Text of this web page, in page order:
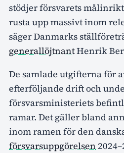
stödjer försvarets
rusta upp massivt inom
säger Danmarks
generallöjtnantHenrik
De samlade utgifterna för
efterföljande drift och
försvarsministeriets
ramar. Det gäller bland
inom ramen för den
försvarsuppgörelsen